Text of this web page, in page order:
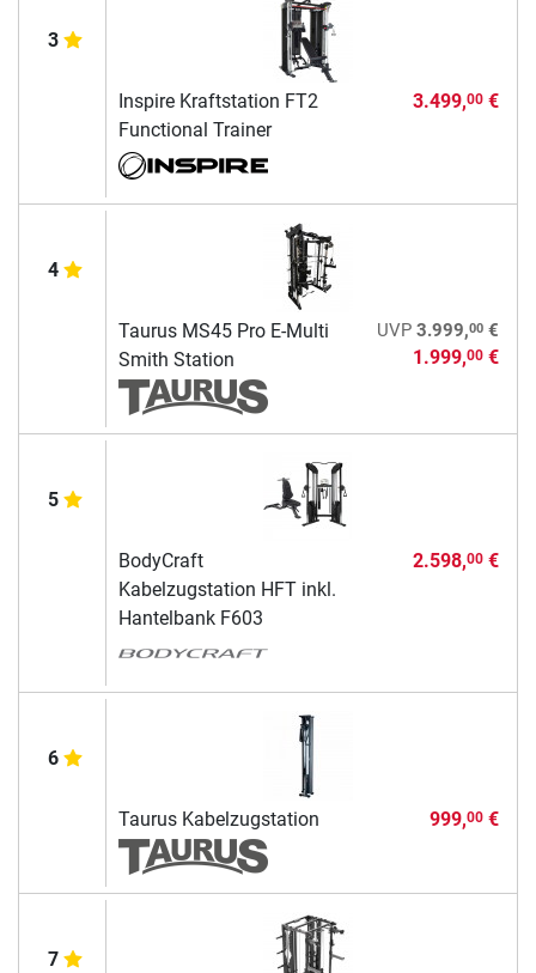
3
Inspire Kraftstation FT2
Functional Trainer
3.499,00€
4
Taurus MS45 Pro E-Multi
Smith Station
UVP 3.999,00€
1.999,00€
5
BodyCraft
Kabelzugstation HFT inkl.
Hantelbank F603
2.598,00€
6
Taurus Kabelzugstation 999,00€
7